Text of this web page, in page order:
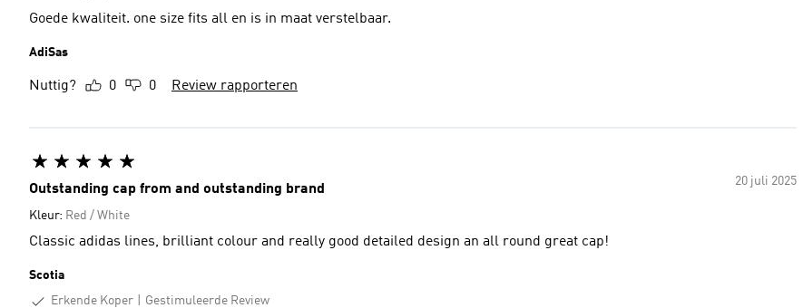
Goede kwaliteit. one size fits all en is in maat verstelbaar.
AdiSas
Nuttig? 0 0 Review rapporteren
20 juli 2025
Outstanding cap from and outstanding brand
Kleur: Red / White
Classic adidas lines, brilliant colour and really good detailed design an all round great cap!
Scotia
Erkende Koper
Gestimuleerde Review